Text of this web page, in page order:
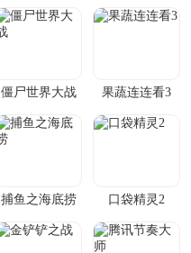
僵尸世界大战 果蔬连连看3
捕鱼之海底捞 口袋精灵2